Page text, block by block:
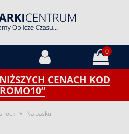
0
CENACH KOD
» Na pasku